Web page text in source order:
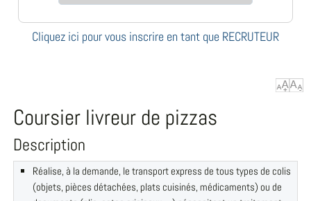
Cliquez ici pour vous inscrire en tant que RECRUTEUR
Coursier livreur de pizzas
Description
Réalise, à la demande, le transport express de tous types de colis
(objets, pièces détachées, plats cuisinés, médicaments) ou de